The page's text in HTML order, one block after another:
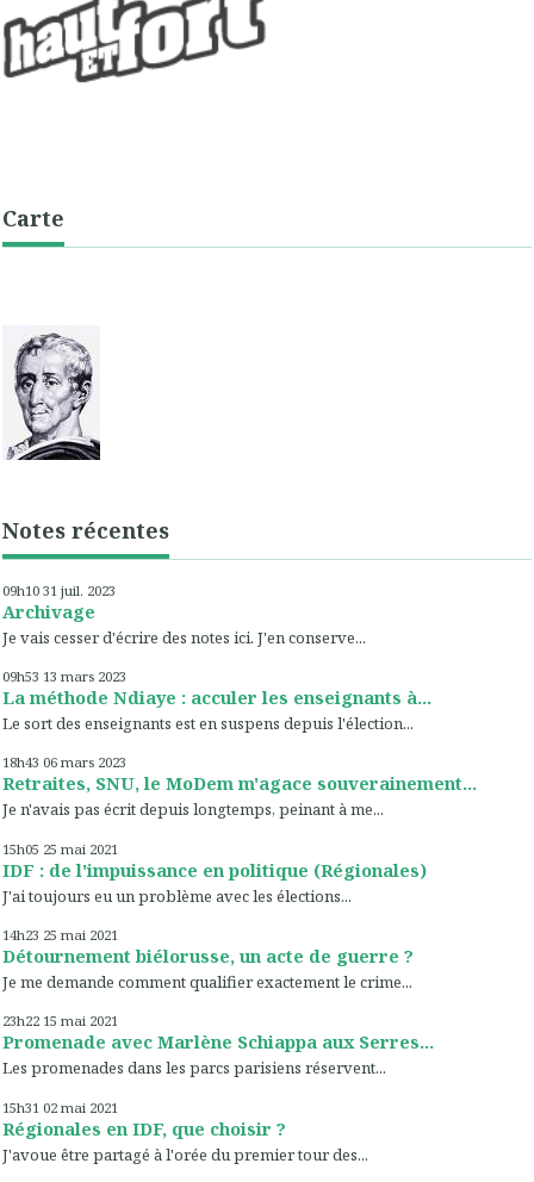
Carte
Notes récentes
09h10 31 juil. 2023
Archivage
Je vais cesser d'écrire des notes ici. J'en conserve...
09h53 13 mars 2023
La méthode Ndiaye : acculer les enseignants à...
Le sort des enseignants est en suspens depuis l'élection...
18h43 06 mars 2023
Retraites, SNU, le MoDem m'agace souverainement...
Je n'avais pas écrit depuis longtemps, peinant à me...
15h05 25 mai 2021
IDF : de l'impuissance en politique (Régionales)
J'ai toujours eu un problème avec les élections...
14h23 25 mai 2021
Détournement biélorusse, un acte de guerre ?
Je me demande comment qualifier exactement le crime...
23h22 15 mai 2021
Promenade avec Marlène Schiappa aux Serres...
Les promenades dans les parcs parisiens réservent...
15h31 02 mai 2021
Régionales en IDF, que choisir ?
J'avoue être partagé à l'orée du premier tour des...